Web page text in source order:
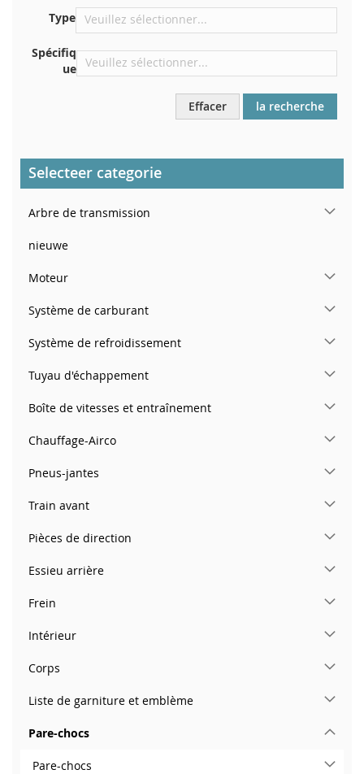
Dans le montant de porte arrière droit
Type
Spécifiq
ue
Effacer la recherche
Selecteer categorie
Arbre de transmission
nieuwe
Moteur
Système de carburant
Système de refroidissement
Tuyau d'échappement
Boîte de vitesses et entraînement
Chauffage-Airco
Pneus-jantes
Train avant
Pièces de direction
Essieu arrière
Frein
Intérieur
Corps
Liste de garniture et emblème
Pare-chocs
Pare-chocs